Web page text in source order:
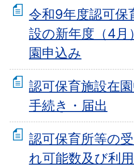
令和9年度認可保
設の新年度（4月
園申込み
認可保育施設在
手続き・届出
認可保育所等の
れ可能数及び利